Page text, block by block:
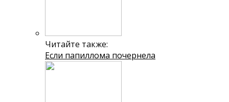
Читайте также:
Если папиллома почернела